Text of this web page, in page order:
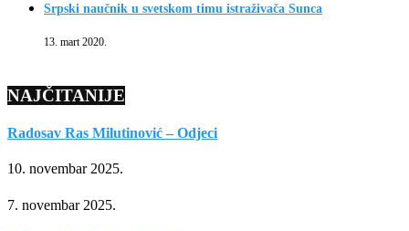
Srpski naučnik u svetskom timu istraživača Sunca
13. mart 2020.
NAJČITANIJE
Radosav Ras Milutinović – Odjeci
10. novembar 2025.
7. novembar 2025.